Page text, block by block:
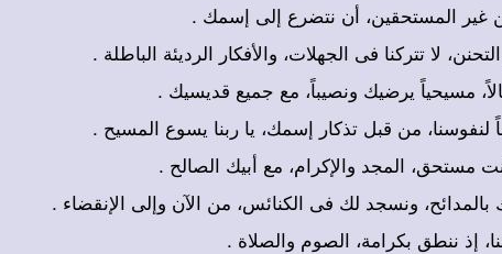
غير المستحقين، أن نتضرع إلى إسمك .
لا تتركنا فى الجهلات، والأفكار الرديئة الباطلة .
مسيحياً يرضيك ونصيباً، مع جميع قديسيك .
لنفوسنا، من قبل تذكار إسمك، يا ربنا يسوع المسيح .
مستحق، المجد والإكرام، مع أبيك الصالح .
ونسجد لك فى الكنائس، من الآن وإلى الإنقضاء .
إذ ننطق بكرامة، الصوم والصلاة .